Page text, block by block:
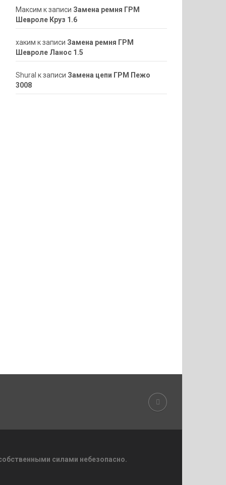
Максим к записи Замена ремня ГРМ
Шевроле Круз 1.6
хаким к записи Замена ремня ГРМ
Шевроле Ланос 1.5
ShuraI к записи Замена цепи ГРМ Пежо
3008
силами небезопасно.